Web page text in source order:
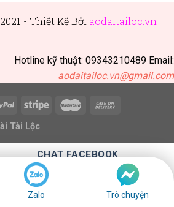
- Thiết Kế Bởi aodaitailoc.vn
Hotline kỹ thuật: 09343210489 Email:
aodaitailoc.vn@gmail.com
Tài Lộc
Zalo Trò chuyện
CHAT FACEBOOK
:0343210489